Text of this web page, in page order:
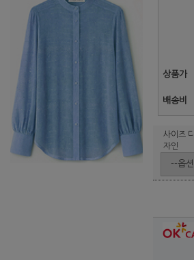
상품가
배송비
사이즈 디
자인